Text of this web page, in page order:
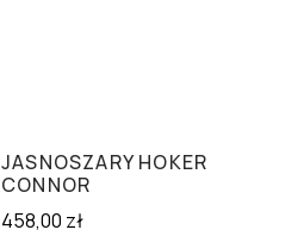
JASNOSZARY HOKER
CONNOR
458,00 zł